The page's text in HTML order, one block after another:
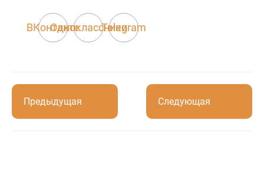
ВКонтакте
Одноклассники
Telegram
Предыдущая Следующая